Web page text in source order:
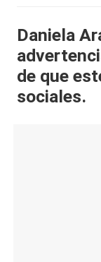
al
it
y
s,
Daniela
de que
sociales.